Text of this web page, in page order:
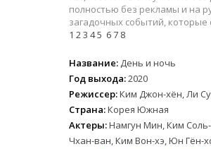
2022
2021
Русские
СССР
Зарубежные
полностью без рекламы и на
загадочных событий,
1 23 45 67 8
Название: День и ночь
Год выхода:2020
Режиссер:Ким Джон-хён, Ли
Страна:Корея Южная
Актеры:Намгун Мин, Ким
Чхан-ван, Ким Вон-хэ, Юн Гён-